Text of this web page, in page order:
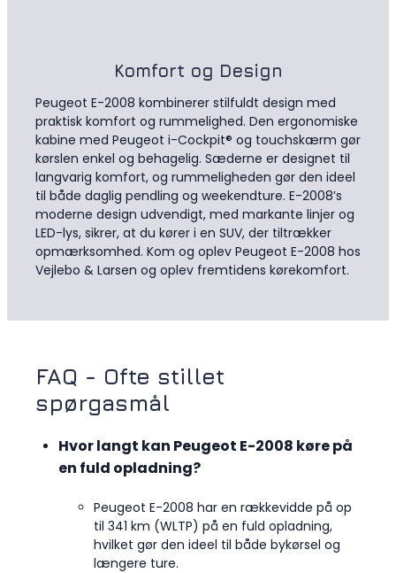
Komfort og Design
Peugeot E-2008 kombinerer stilfuldt design med
praktisk komfort og rummelighed. Den ergonomiske
kabine med Peugeot i-Cockpit® og touchskærm gør
kørslen enkel og behagelig. Sæderne er designet til
langvarig komfort, og rummeligheden gør den ideel
til både daglig pendling og weekendture. E-2008’s
moderne design udvendigt, med markante linjer og
LED-lys, sikrer, at du kører i en SUV, der tiltrækker
opmærksomhed. Kom og oplev Peugeot E-2008 hos
Vejlebo & Larsen og oplev fremtidens kørekomfort.
FAQ - Ofte stillet
spørgasmål
Hvor langt kan Peugeot E-2008 køre på
en fuld opladning?
Peugeot E-2008 har en rækkevidde på op
til 341 km (WLTP) på en fuld opladning,
hvilket gør den ideel til både bykørsel og
længere ture.